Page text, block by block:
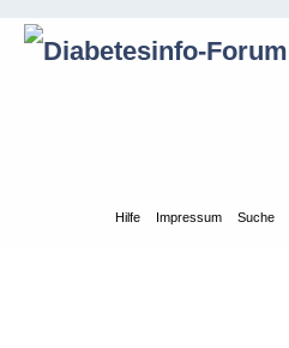
Hilfe Impressum Suche